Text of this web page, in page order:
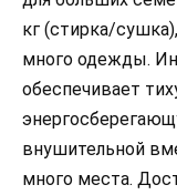
кг (стирка/
много одежды.
обеспечивает
внушительной
много места.